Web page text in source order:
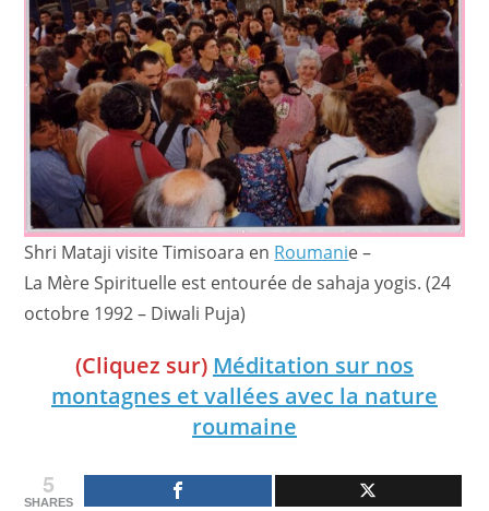
Shri Mataji visite Timisoara en Roumanie –
La Mère Spirituelle est entourée de sahaja yogis. (24
octobre 1992 – Diwali Puja)
(Cliquez sur) Méditation sur nos
montagnes et vallées avec la nature
roumaine
5
SHARES